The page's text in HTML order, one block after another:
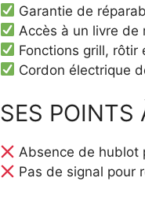
Garantie de
Accès à un livre de
Fonctions grill,
Cordon électrique
SES POINTS
Absence de hublot
Pas de signal pour